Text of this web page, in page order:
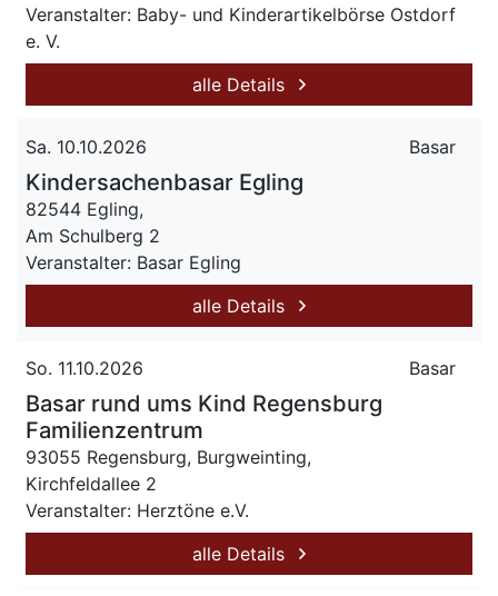
Veranstalter: Baby- und Kinderartikelbörse Ostdorf
e. V.
alle Details
Sa. 10.10.2026 Basar
Kindersachenbasar Egling
82544 Egling,
Am Schulberg 2
Veranstalter: Basar Egling
alle Details
So. 11.10.2026 Basar
Basar rund ums Kind Regensburg
Familienzentrum
93055 Regensburg, Burgweinting,
Kirchfeldallee 2
Veranstalter: Herztöne e.V.
alle Details